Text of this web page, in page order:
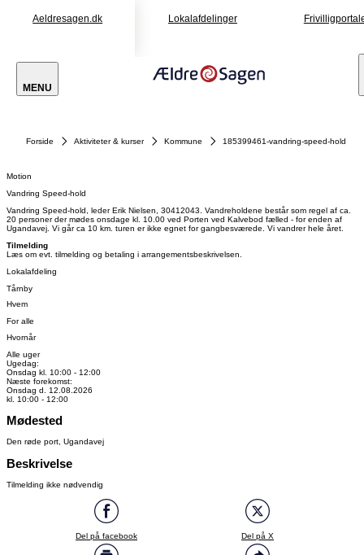
Aeldresagen.dk Lokalafdelinger
MENU
Forside Aktiviteter & kurser Kommune 185399461-vandring-speed-hold
Motion
Vandring Speed-hold
Vandring Speed-hold, leder Erik Nielsen, 30412043. Vandreholdene består som regel af ca.
20 personer der mødes onsdage kl. 10.00 ved Porten ved Kalvebod fælled - for enden af
Ugandavej. Vi går ca 10 km. turen er ikke egnet for gangbesværede. Vi vandrer hele året.
Tilmelding
Læs om evt. tilmelding og betaling i arrangementsbeskrivelsen.
Lokalafdeling
Tårnby
Hvem
For alle
Hvornår
Alle uger
Ugedag:
Onsdag kl. 10:00 - 12:00
Næste forekomst:
Onsdag d. 12.08.2026
kl. 10:00 - 12:00
Mødested
Den røde port, Ugandavej
Beskrivelse
Tilmelding ikke nødvendig
Del på facebook Del på X